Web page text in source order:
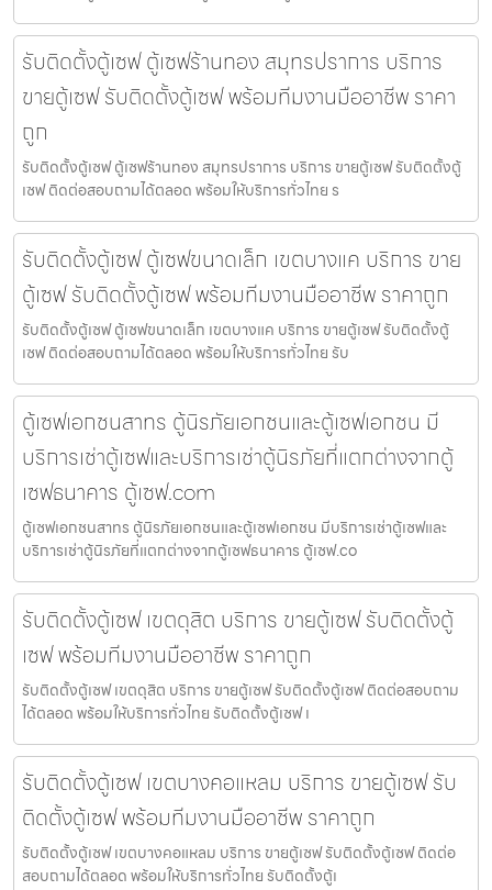
รับติดตั้งตู้เซฟ ตู้เซฟร้านทอง สมุทรปราการ บริการ
ขายตู้เซฟ รับติดตั้งตู้เซฟ พร้อมทีมงานมืออาชีพ ราคา
ถูก
รับติดตั้งตู้เซฟ ตู้เซฟร้านทอง สมุทรปราการ บริการ ขายตู้เซฟ รับติดตั้งตู้
เซฟ ติดต่อสอบถามได้ตลอด พร้อมให้บริการทั่วไทย ร
รับติดตั้งตู้เซฟ ตู้เซฟขนาดเล็ก เขตบางแค บริการ ขาย
ตู้เซฟ รับติดตั้งตู้เซฟ พร้อมทีมงานมืออาชีพ ราคาถูก
รับติดตั้งตู้เซฟ ตู้เซฟขนาดเล็ก เขตบางแค บริการ ขายตู้เซฟ รับติดตั้งตู้
เซฟ ติดต่อสอบถามได้ตลอด พร้อมให้บริการทั่วไทย รับ
ตู้เซฟเอกชนสาทร ตู้นิรภัยเอกชนและตู้เซฟเอกชน มี
บริการเช่าตู้เซฟและบริการเช่าตู้นิรภัยที่แตกต่างจากตู้
เซฟธนาคาร ตู้เซฟ.com
ตู้เซฟเอกชนสาทร ตู้นิรภัยเอกชนและตู้เซฟเอกชน มีบริการเช่าตู้เซฟและ
บริการเช่าตู้นิรภัยที่แตกต่างจากตู้เซฟธนาคาร ตู้เซฟ.co
รับติดตั้งตู้เซฟ เขตดุสิต บริการ ขายตู้เซฟ รับติดตั้งตู้
เซฟ พร้อมทีมงานมืออาชีพ ราคาถูก
รับติดตั้งตู้เซฟ เขตดุสิต บริการ ขายตู้เซฟ รับติดตั้งตู้เซฟ ติดต่อสอบถาม
ได้ตลอด พร้อมให้บริการทั่วไทย รับติดตั้งตู้เซฟ เ
รับติดตั้งตู้เซฟ เขตบางคอแหลม บริการ ขายตู้เซฟ รับ
ติดตั้งตู้เซฟ พร้อมทีมงานมืออาชีพ ราคาถูก
รับติดตั้งตู้เซฟ เขตบางคอแหลม บริการ ขายตู้เซฟ รับติดตั้งตู้เซฟ ติดต่อ
สอบถามได้ตลอด พร้อมให้บริการทั่วไทย รับติดตั้งตู้เ